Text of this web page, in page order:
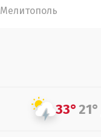
Мелитополь
33°21°